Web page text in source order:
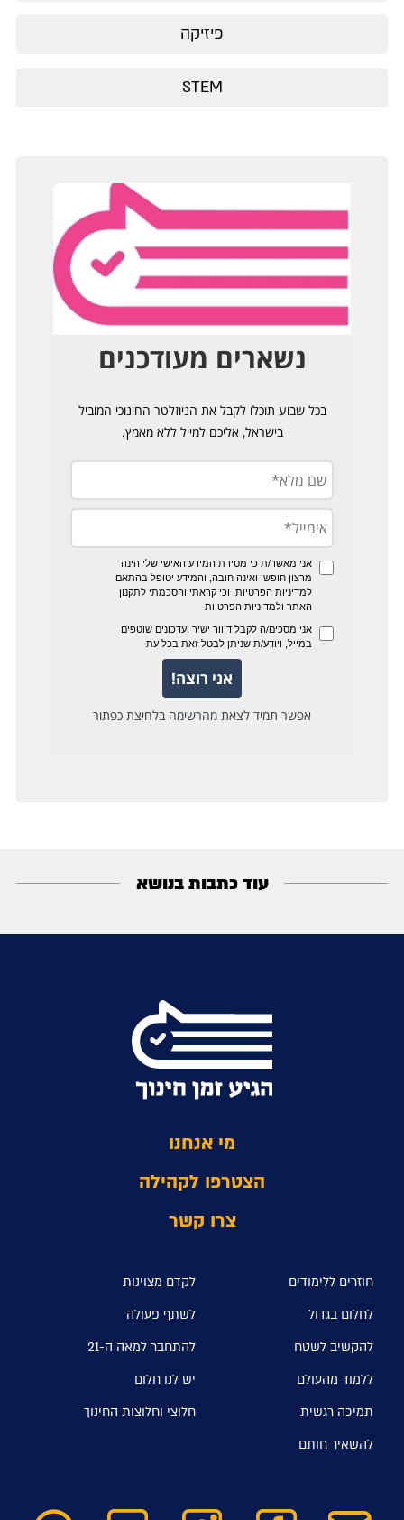
פיזיקה
STEM
עוד כתבות בנושא
מי אנחנו
הצטרפו לקהילה
צרו קשר
חוזרים ללימודים
לקדם מצוינות
לחלום בגדול
לשתף פעולה
להקשיב לשטח
להתחבר למאה ה-21
ללמוד מהעולם
יש לנו חלום
תמיכה רגשית
חלוצי וחלוצות החינוך
להשאיר חותם